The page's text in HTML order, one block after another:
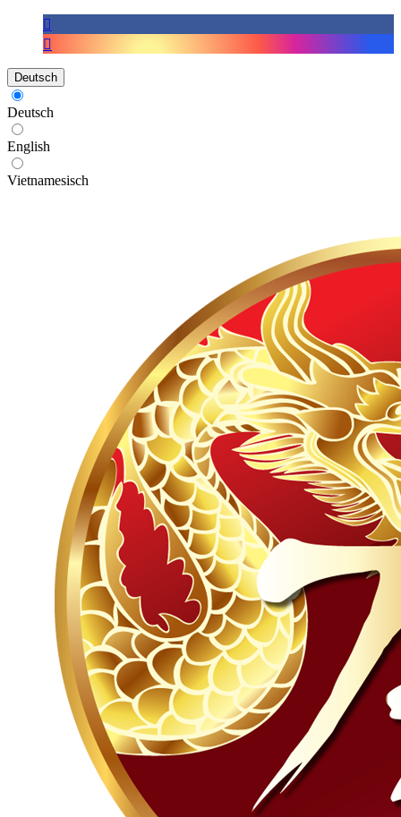
Deutsch
Deutsch
English
Vietnamesisch